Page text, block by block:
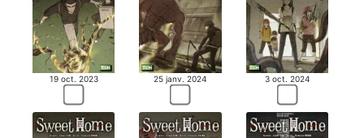
19 oct. 2023 25 janv. 2024 3 oct. 2024